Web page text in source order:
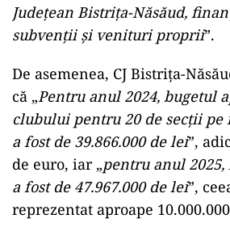
Județean Bistrița-Năsăud,
subvenții și venituri proprii”.
De asemenea, CJ Bistrița-
că „Pentru anul 2024, bugetul
clubului pentru 20 de secții pe
a fost de 39.866.000 de lei”,
de euro, iar „pentru anul
a fost de 47.967.000 de lei”,
reprezentat aproape